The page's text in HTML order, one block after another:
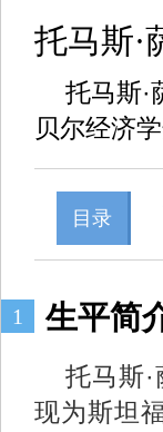
托马斯·
托马斯
贝尔经济
目录
1 生平
托马斯
现为斯坦